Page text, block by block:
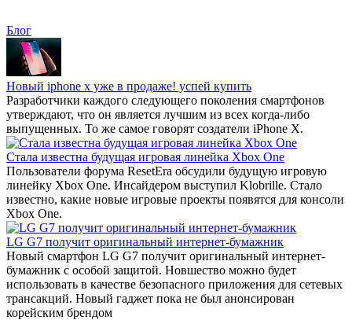
Блог
Новый iphone x уже в продаже! успей купить
Разработчики каждого следующего поколения смартфонов
утверждают, что он является лучшим из всех когда-либо
выпущенных. То же самое говорят создатели iPhone X.
Стала известна будущая игровая линейка Xbox One
Пользователи форума ResetEra обсудили будущую игровую
линейку Xbox One. Инсайдером выступил Klobrille. Стало
известно, какие новые игровые проекты появятся для консоли
Xbox One.
LG G7 получит оригинальный интернет-бумажник
Новый смартфон LG G7 получит оригинальный интернет-
бумажник с особой защитой. Новшество можно будет
использовать в качестве безопасного приложения для сетевых
трансакций. Новый гаджет пока не был анонсирован
корейским брендом